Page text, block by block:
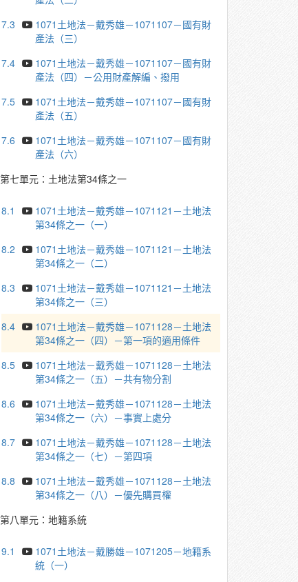
7.3
1071土地法－戴秀雄－1071107－國有財
產法（三）
7.4
1071土地法－戴秀雄－1071107－國有財
產法（四）－公用財產解編、撥用
7.5
1071土地法－戴秀雄－1071107－國有財
產法（五）
7.6
1071土地法－戴秀雄－1071107－國有財
產法（六）
第七單元：土地法第34條之一
8.1
1071土地法－戴秀雄－1071121－土地法
第34條之一（一）
8.2
1071土地法－戴秀雄－1071121－土地法
第34條之一（二）
8.3
1071土地法－戴秀雄－1071121－土地法
第34條之一（三）
8.4
1071土地法－戴秀雄－1071128－土地法
第34條之一（四）－第一項的適用條件
8.5
1071土地法－戴秀雄－1071128－土地法
第34條之一（五）－共有物分割
8.6
1071土地法－戴秀雄－1071128－土地法
第34條之一（六）－事實上處分
8.7
1071土地法－戴秀雄－1071128－土地法
第34條之一（七）－第四項
8.8
1071土地法－戴秀雄－1071128－土地法
第34條之一（八）－優先購買權
第八單元：地籍系統
9.1
1071土地法－戴勝雄－1071205－地籍系
統（一）